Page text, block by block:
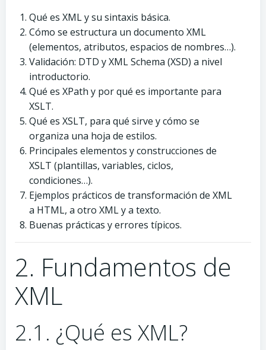
Qué es XML y su sintaxis básica.
Cómo se estructura un documento XML
(elementos, atributos, espacios de nombres…).
Validación: DTD y XML Schema (XSD) a nivel
introductorio.
Qué es XPath y por qué es importante para
XSLT.
Qué es XSLT, para qué sirve y cómo se
organiza una hoja de estilos.
Principales elementos y construcciones de
XSLT (plantillas, variables, ciclos,
condiciones…).
Ejemplos prácticos de transformación de XML
a HTML, a otro XML y a texto.
Buenas prácticas y errores típicos.
2. Fundamentos de
XML
2.1. ¿Qué es XML?